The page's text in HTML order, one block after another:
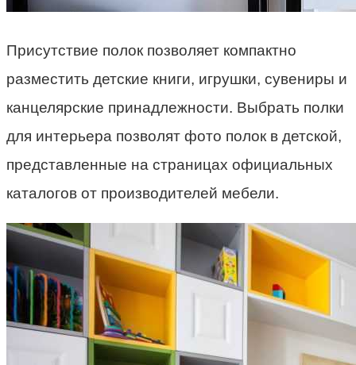
Присутствие полок позволяет компактно
разместить детские книги, игрушки, сувениры и
канцелярские принадлежности. Выбрать полки
для интерьера позволят фото полок в детской,
представленные на страницах официальных
каталогов от производителей мебели.